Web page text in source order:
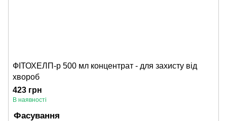
ФІТОХЕЛП-р 500 мл концентрат - для захисту від
хвороб
423 грн
В наявності
Фасування